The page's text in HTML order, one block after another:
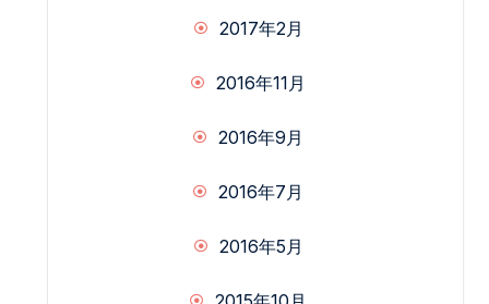
2017年2月
2016年11月
2016年9月
2016年7月
2016年5月